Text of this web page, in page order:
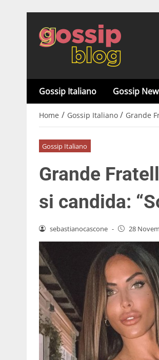
Gossip Italiano Gossip
Home / Gossip Italiano / Grande
Gossip Italiano
Grande
si candida:
sebastianocascone - 28